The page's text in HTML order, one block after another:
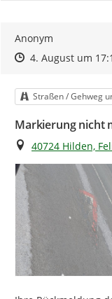
Anonym
Zeitpunkt des
Zeitpunkt des
4. August um
Kategorie
Straßen / Gehweg
Markierung nicht
Ort
40724 Hilden,